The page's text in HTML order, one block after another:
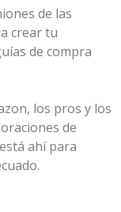
de las
crear tu
de compra
los pros y los
de
ahí para